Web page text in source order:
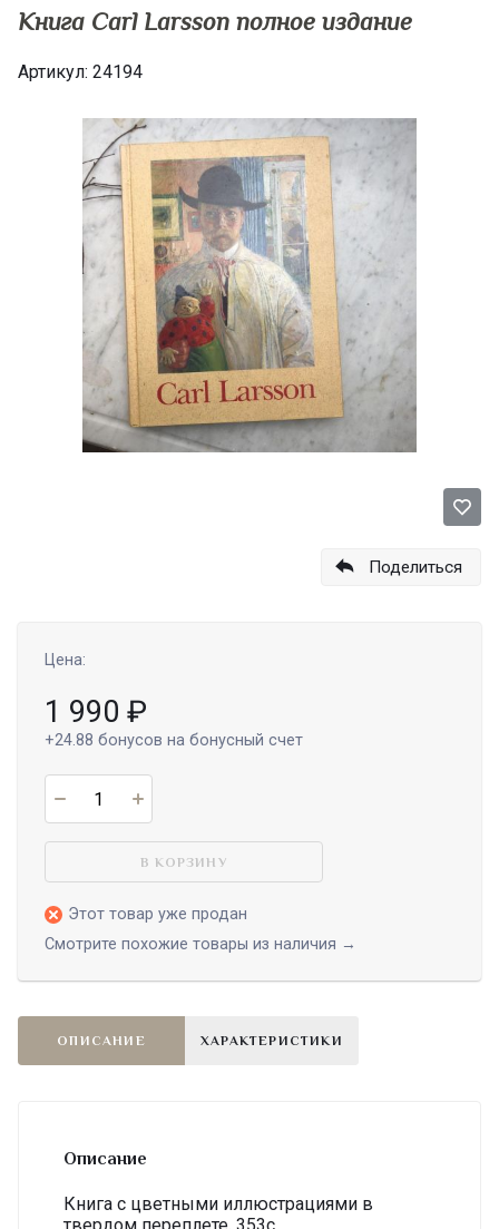
Книга Carl Larsson полное издание
Артикул: 24194
Поделиться
Цена:
1 990 ₽
+24.88 бонусов на бонусный счет
В КОРЗИНУ
Этот товар уже продан
Смотрите похожие товары из наличия →
ОПИСАНИЕ ХАРАКТЕРИСТИКИ
Описание
Книга с цветными иллюстрациями в